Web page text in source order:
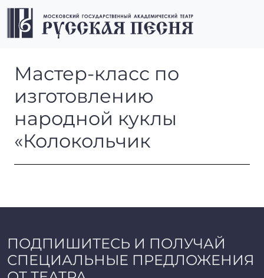
Перейти к содержимому
Перейти к футеру
Мастер-класс по
Мастер-класс по
изготовлению
народной куклы
«Колокольчик
ПОДПИШИТЕСЬ И ПОЛУЧАЙ
СПЕЦИАЛЬНЫЕ ПРЕДЛОЖЕНИЯ